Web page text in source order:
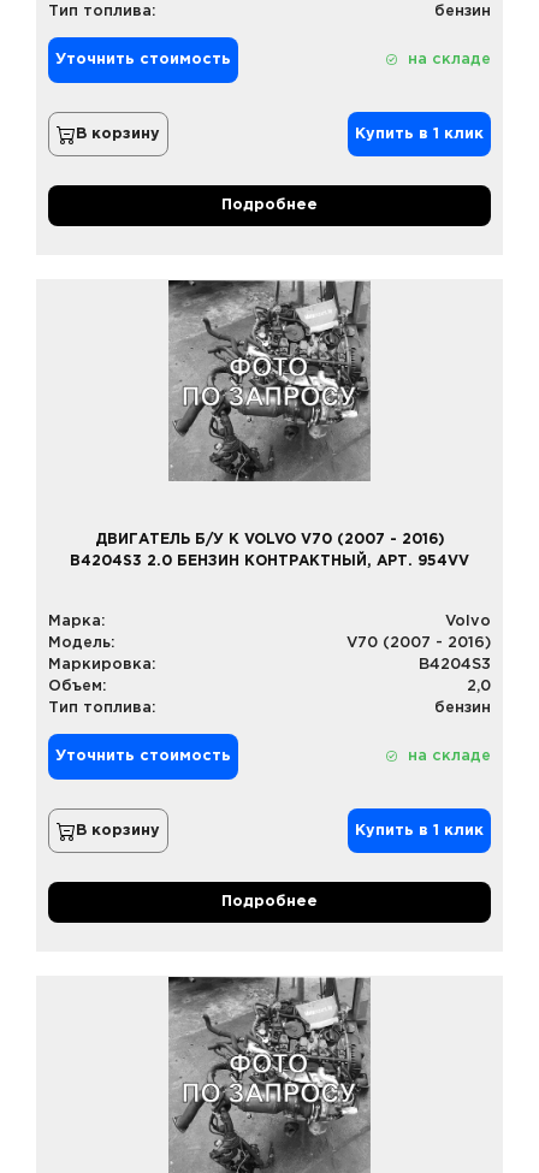
Тип топлива:
бензин
Уточнить стоимость на складе
В корзину Купить в 1 клик
Подробнее
ДВИГАТЕЛЬ Б/У К VOLVO V70 (2007 - 2016)
B4204S3 2.0 БЕНЗИН КОНТРАКТНЫЙ, АРТ. 954VV
Марка:
Volvo
Модель:
V70 (2007 - 2016)
Маркировка:
B4204S3
Объем:
2,0
Тип топлива:
бензин
Уточнить стоимость на складе
В корзину Купить в 1 клик
Подробнее